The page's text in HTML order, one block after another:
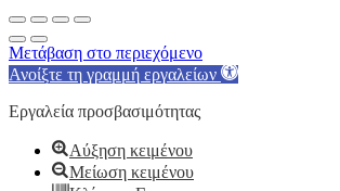
Μετάβαση στο περιεχόμενο
Ανοίξτε τη γραμμή εργαλείων
Εργαλεία προσβασιμότητας
Αύξηση κειμένου
Μείωση κειμένου